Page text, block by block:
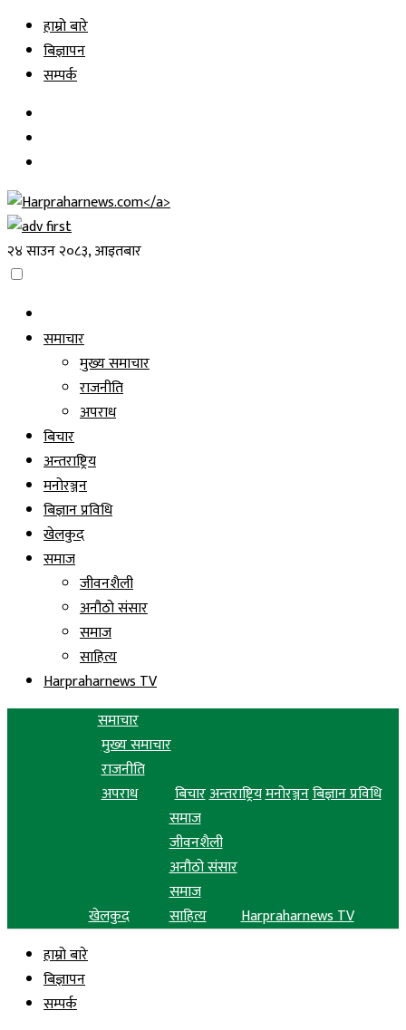
Skip
content
हाम्रो बारे
बिज्ञापन
सम्पर्क
२४ साउन २०८३, आइतबार
समाचार
मुख्य समाचार
राजनीति
अपराध
बिचार
अन्तराष्ट्रिय
मनोरञ्जन
बिज्ञान प्रविधि
खेलकुद
समाज
जीवनशैली
अनौठो संसार
समाज
साहित्य
Harpraharnews TV
समाचार
मुख्य समाचार
राजनीति
अपराध
बिचारअन्तराष्ट्रियमनोरञ्जनबिज्ञान प्रविधि
खेलकुद
समाज
जीवनशैली
अनौठो संसार
समाज
साहित्य
Harpraharnews TV
हाम्रो बारे
बिज्ञापन
सम्पर्क